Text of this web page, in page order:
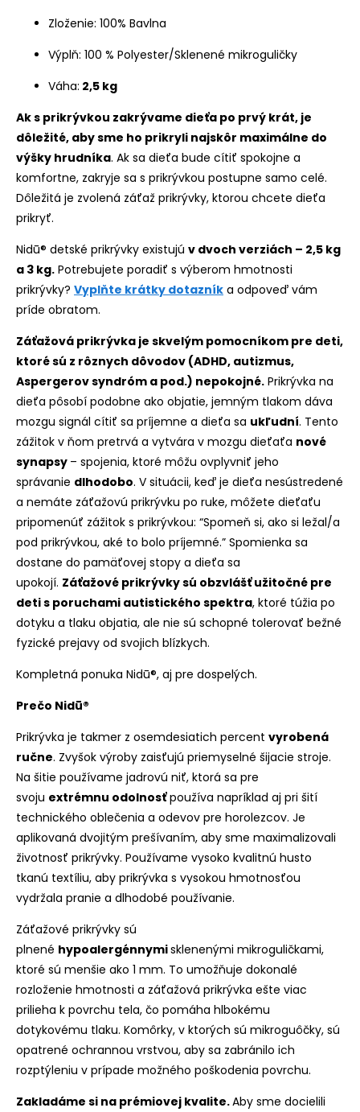
Zloženie: 100% Bavlna
Výplň: 100 % Polyester/Sklenené mikroguličky
Váha: 2,5 kg
Ak s prikrývkou zakrývame dieťa po prvý krát, je
dôležité, aby sme ho prikryli najskôr maximálne do
výšky hrudníka. Ak sa dieťa bude cítiť spokojne a
komfortne, zakryje sa s prikrývkou postupne samo celé.
Dôležitá je zvolená záťaž prikrývky, ktorou chcete dieťa
prikryť.
Nidū® detské prikrývky existujú v dvoch verziách – 2,5 kg
a 3 kg. Potrebujete poradiť s výberom hmotnosti
prikrývky? Vyplňte krátky dotazník a odpoveď vám
príde obratom.
Záťažová prikrývka je skvelým pomocníkom pre deti,
ktoré sú z rôznych dôvodov (ADHD, autizmus,
Aspergerov syndróm a pod.) nepokojné. Prikrývka na
dieťa pôsobí podobne ako objatie, jemným tlakom dáva
mozgu signál cítiť sa príjemne a dieťa sa ukľudní. Tento
zážitok v ňom pretrvá a vytvára v mozgu dieťaťa nové
synapsy – spojenia, ktoré môžu ovplyvniť jeho
správanie dlhodobo. V situácii, keď je dieťa nesústredené
a nemáte záťažovú prikrývku po ruke, môžete dieťaťu
pripomenúť zážitok s prikrývkou: “Spomeň si, ako si ležal/a
pod prikrývkou, aké to bolo príjemné.” Spomienka sa
dostane do pamäťovej stopy a dieťa sa
upokojí. Záťažové prikrývky sú obzvlášť užitočné pre
deti s poruchami autistického spektra, ktoré túžia po
dotyku a tlaku objatia, ale nie sú schopné tolerovať bežné
fyzické prejavy od svojich blízkych.
Kompletná ponuka Nidū®, aj pre dospelých.
Prečo Nidū®
Prikrývka je takmer z osemdesiatich percent vyrobená
ručne. Zvyšok výroby zaisťujú priemyselné šijacie stroje.
Na šitie používame jadrovú niť, ktorá sa pre
svoju extrémnu odolnosťpoužíva napríklad aj pri šití
technického oblečenia a odevov pre horolezcov. Je
aplikovaná dvojitým prešívaním, aby sme maximalizovali
životnosť prikrývky. Používame vysoko kvalitnú husto
tkanú textíliu, aby prikrývka s vysokou hmotnosťou
vydržala pranie a dlhodobé používanie.
Záťažové prikrývky sú
plnené hypoalergénnymisklenenými mikroguličkami,
ktoré sú menšie ako 1 mm. To umožňuje dokonalé
rozloženie hmotnosti a záťažová prikrývka ešte viac
prilieha k povrchu tela, čo pomáha hlbokému
dotykovému tlaku. Komôrky, v ktorých sú mikroguôčky, sú
opatrené ochrannou vrstvou, aby sa zabránilo ich
rozptýleniu v prípade možného poškodenia povrchu.
Zakladáme si na prémiovej kvalite.Aby sme docielili